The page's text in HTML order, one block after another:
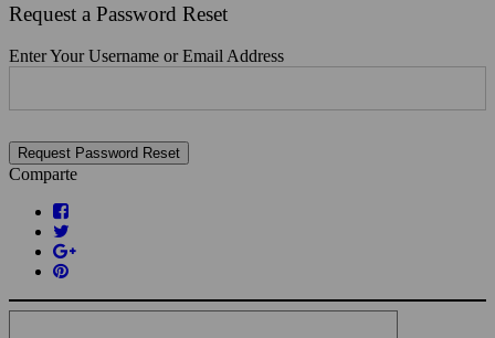
Request a Password Reset
Enter Your Username or Email Address
Comparte